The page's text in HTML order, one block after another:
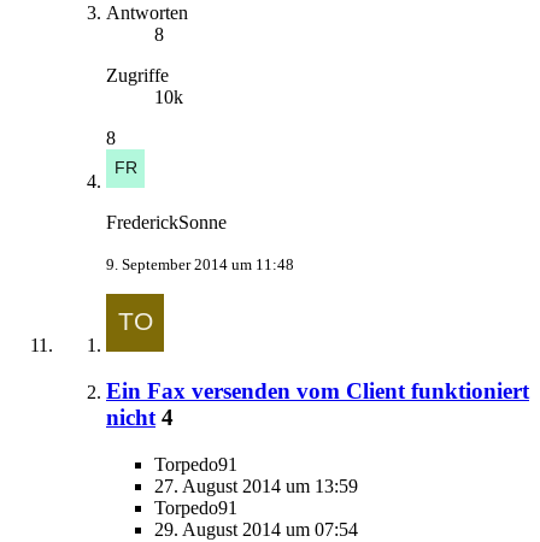
Antworten
8
Zugriffe
10k
8
FrederickSonne
9. September 2014 um 11:48
Ein Fax versenden vom Client funktioniert
nicht 4
Torpedo91
27. August 2014 um 13:59
Torpedo91
29. August 2014 um 07:54